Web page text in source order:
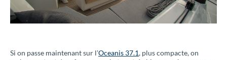
Si on passe maintenant sur l’Oceanis 37.1, plus compacte, on